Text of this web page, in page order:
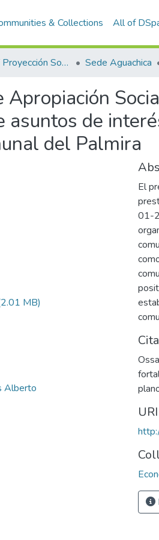
& Collections All of
Extensión Y Proyección Social Sede Aguachica
Apropiación
asuntos de
del Palmira
MB)
Alberto
El
01-
URI